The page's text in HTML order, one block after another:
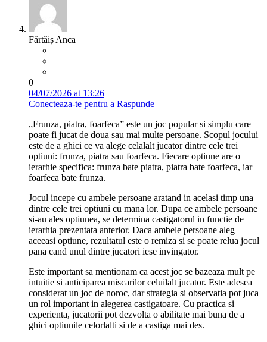
Fărtăiș Anca
0
04/07/2026 at 13:26
Conecteaza-te pentru a Raspunde
„Frunza, piatra, foarfeca” este un joc popular si simplu care
poate fi jucat de doua sau mai multe persoane. Scopul jocului
este de a ghici ce va alege celalalt jucator dintre cele trei
optiuni: frunza, piatra sau foarfeca. Fiecare optiune are o
ierarhie specifica: frunza bate piatra, piatra bate foarfeca, iar
foarfeca bate frunza.
Jocul incepe cu ambele persoane aratand in acelasi timp una
dintre cele trei optiuni cu mana lor. Dupa ce ambele persoane
si-au ales optiunea, se determina castigatorul in functie de
ierarhia prezentata anterior. Daca ambele persoane aleg
aceeasi optiune, rezultatul este o remiza si se poate relua jocul
pana cand unul dintre jucatori iese invingator.
Este important sa mentionam ca acest joc se bazeaza mult pe
intuitie si anticiparea miscarilor celuilalt jucator. Este adesea
considerat un joc de noroc, dar strategia si observatia pot juca
un rol important in alegerea castigatoare. Cu practica si
experienta, jucatorii pot dezvolta o abilitate mai buna de a
ghici optiunile celorlalti si de a castiga mai des.